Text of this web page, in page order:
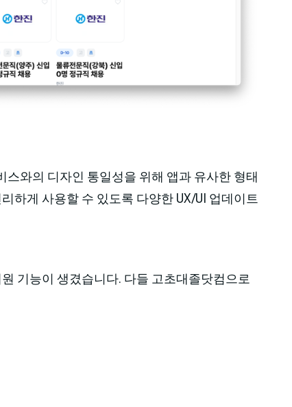
와의 디자인 통일성을 위해 앱과 유사한 형태
하게 사용할 수 있도록 다양한 UX/UI 업데이트
기능이 생겼습니다. 다들 고초대졸닷컴으로